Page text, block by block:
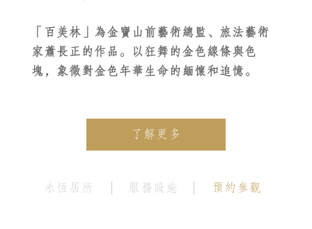
「百美林」為金寶山前藝術總監、旅法藝術
家蕭長正的作品。以狂舞的金色線條與色
塊，象徵對金色年華生命的緬懷和追憶。
了解更多
永恆居所 服務設施 預約參觀